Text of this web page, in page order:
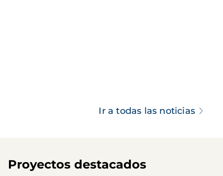
Ir a todas las noticias
Proyectos destacados